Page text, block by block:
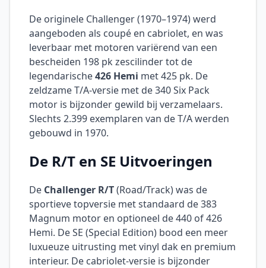
De originele Challenger (1970–1974) werd
aangeboden als coupé en cabriolet, en was
leverbaar met motoren variërend van een
bescheiden 198 pk zescilinder tot de
legendarische426 Hemi met 425 pk. De
zeldzame T/A-versie met de 340 Six Pack
motor is bijzonder gewild bij verzamelaars.
Slechts 2.399 exemplaren van de T/A werden
gebouwd in 1970.
De R/T en SE Uitvoeringen
De Challenger R/T(Road/Track) was de
sportieve topversie met standaard de 383
Magnum motor en optioneel de 440 of 426
Hemi. De SE (Special Edition) bood een meer
luxueuze uitrusting met vinyl dak en premium
interieur. De cabriolet-versie is bijzonder